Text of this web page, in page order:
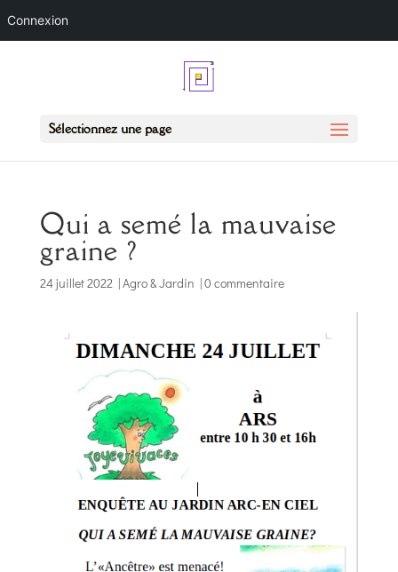
Connexion
Sélectionnez une page
Qui a semé la mauvaise
graine ?
24 juillet 2022|Agro & Jardin |0 commentaire